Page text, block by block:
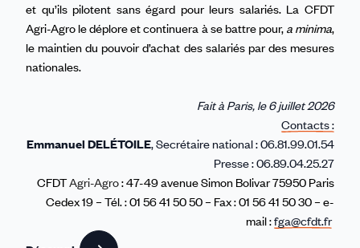
et qu’ils pilotent sans égard pour leurs salariés. La CFDT
Agri-Agro le déplore et continuera à se battre pour, a minima,
le maintien du pouvoir d’achat des salariés par des mesures
nationales.
Fait à Paris, le 6 juillet 2026
Contacts :
Emmanuel DELÉTOILE, Secrétaire national : 06.81.99.01.54
Presse : 06.89.04.25.27
CFDTAgri-Agro: 47-49 avenue Simon Bolivar 75950 Paris
Cedex 19 – Tél. : 01 56 41 50 50 – Fax : 01 56 41 50 30 – e-
mail :fga@cfdt.fr